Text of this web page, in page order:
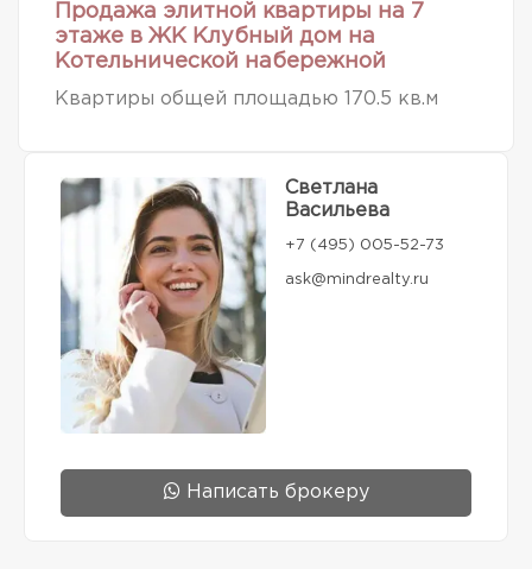
Продажа элитной квартиры на 7
этаже в ЖК Клубный дом на
Котельнической набережной
Квартиры общей площадью 170.5 кв.м
Светлана
Васильева
+7 (495) 005-52-73
ask@mindrealty.ru
Написать брокеру